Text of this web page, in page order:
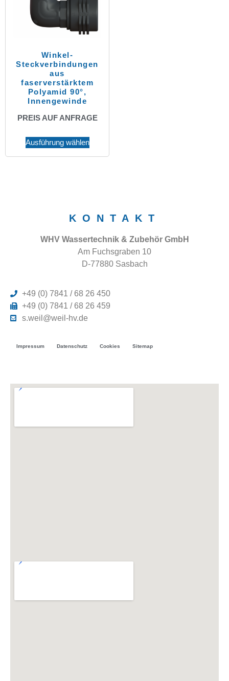
Winkel-
Steckverbindungen
aus
faserverstärktem
Polyamid 90°,
Innengewinde
PREIS AUF ANFRAGE
Ausführung wählen
KONTAKT
WHV Wassertechnik & Zubehör GmbH
Am Fuchsgraben 10
D-77880 Sasbach
+49 (0) 7841 / 68 26 450
+49 (0) 7841 / 68 26 459
s.weil@weil-hv.de
Impressum Datenschutz Cookies Sitemap